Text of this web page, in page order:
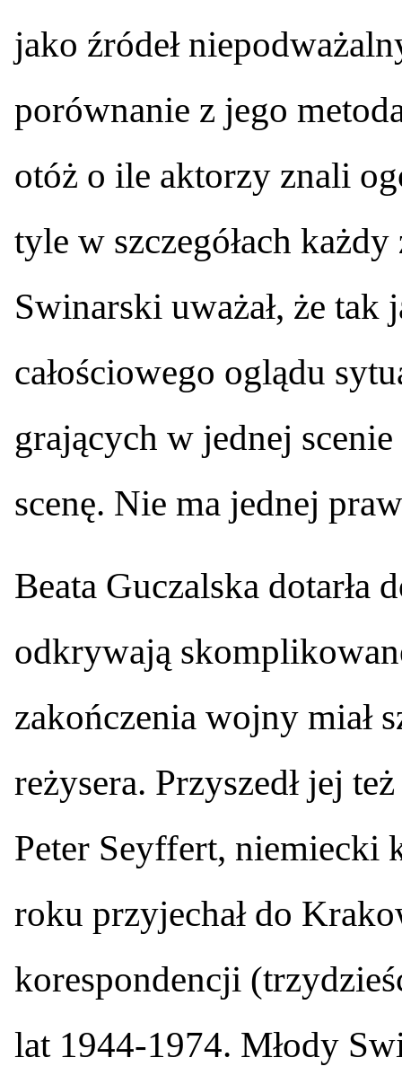
jako źródeł
porównanie z jego
otóż o ile aktorzy znali
tyle w szczegółach
Swinarski uważał, że
całościowego oglądu
grających w jednej
scenę. Nie ma jednej
Beata Guczalska dotarła
odkrywają
zakończenia wojny miał
reżysera. Przyszedł jej
Peter Seyffert, niemiecki
roku przyjechał do
korespondencji
lat 1944-1974. Młody